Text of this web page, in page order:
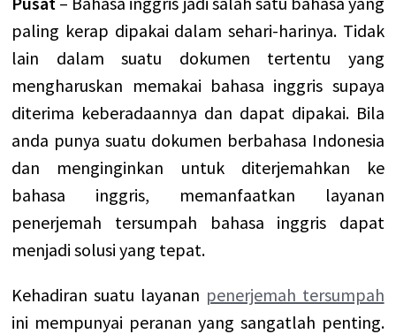
paling kerap dipakai dalam sehari-harinya. Tidak
lain dalam suatu dokumen tertentu yang
mengharuskan memakai bahasa inggris supaya
diterima keberadaannya dan dapat dipakai. Bila
anda punya suatu dokumen berbahasa Indonesia
dan menginginkan untuk diterjemahkan ke
bahasa inggris, memanfaatkan layanan
penerjemah tersumpah bahasa inggris dapat
menjadi solusi yang tepat.
Kehadiran suatu layanan penerjemah tersumpah
ini mempunyai peranan yang sangatlah penting.